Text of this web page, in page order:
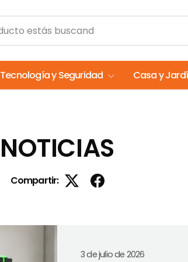
Tecnología y Seguridad Casa y
NOTICIAS
Compartir:
3 de julio de 2026